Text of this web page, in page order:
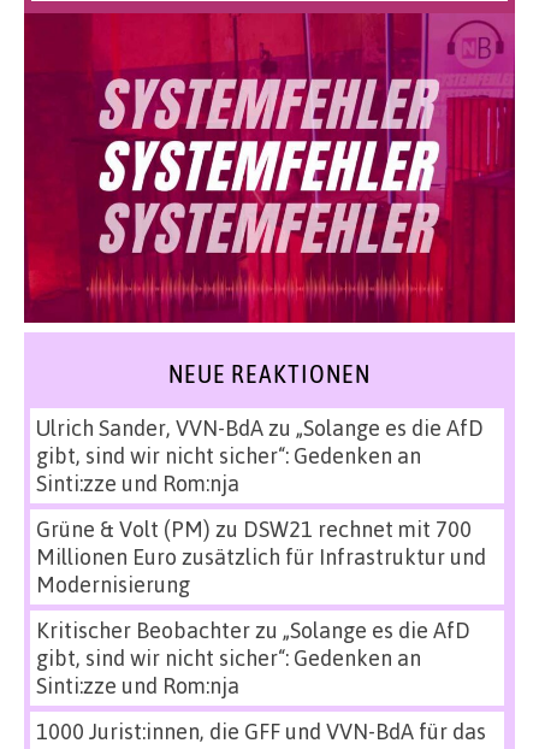
NEUE REAKTIONEN
Ulrich Sander, VVN-BdAzu „Solange es die AfD
gibt, sind wir nicht sicher“: Gedenken an
Sinti:zze und Rom:nja
Grüne & Volt (PM) zu DSW21 rechnet mit 700
Millionen Euro zusätzlich für Infrastruktur und
Modernisierung
Kritischer Beobachterzu „Solange es die AfD
gibt, sind wir nicht sicher“: Gedenken an
Sinti:zze und Rom:nja
1000 Jurist:innen, die GFF und VVN-BdA für das